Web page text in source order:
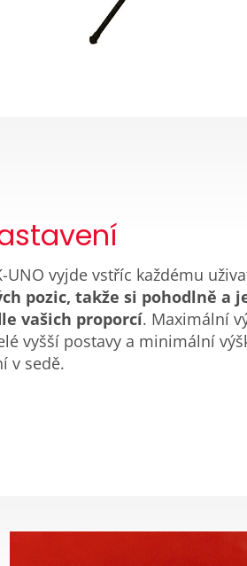
UNO vyjde vstříc každému
pozic, takže si pohodlně a
vašich proporcí. Maximální
vyšší postavy a minimální
v sedě.